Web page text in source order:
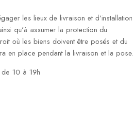
les lieux de livraison et d’installation
qu’à assumer la protection du
où les biens doivent être posés et du
en place pendant la livraison et la pose.
10 à 19h